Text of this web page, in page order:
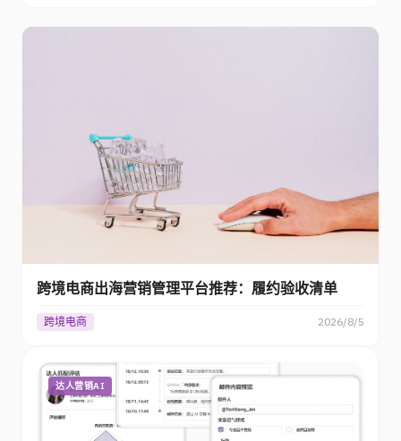
跨境电商出海营销管理平台推荐：履约验收清单
跨境电商 2026/8/5
达人营销AI